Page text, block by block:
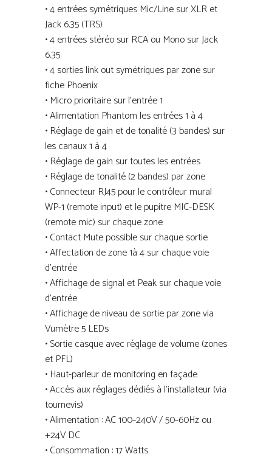
• 4 entrées symétriques Mic/Line sur XLR et
Jack 6.35 (TRS)
• 4 entrées stéréo sur RCA ou Mono sur Jack
6.35
• 4 sorties link out symétriques par zone sur
fiche Phoenix
• Micro prioritaire sur l’entrée 1
• Alimentation Phantom les entrées 1 à 4
• Réglage de gain et de tonalité (3 bandes) sur
les canaux 1 à 4
• Réglage de gain sur toutes les entrées
• Réglage de tonalité (2 bandes) par zone
• Connecteur RJ45 pour le contrôleur mural
WP-1 (remote input) et le pupitre MIC-DESK
(remote mic) sur chaque zone
• Contact Mute possible sur chaque sortie
• Affectation de zone 1à 4 sur chaque voie
d’entrée
• Affichage de signal et Peak sur chaque voie
d’entrée
• Affichage de niveau de sortie par zone via
Vumètre 5 LEDs
• Sortie casque avec réglage de volume (zones
et PFL)
• Haut-parleur de monitoring en façade
• Accès aux réglages dédiés à l’installateur (via
tournevis)
• Alimentation : AC 100~240V / 50~60Hz ou
+24V DC
• Consommation : 17 Watts